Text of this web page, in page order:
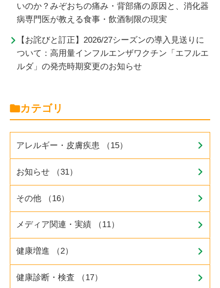
いのか？みぞおちの痛み・背部痛の原因と、消化器
病専門医が教える食事・飲酒制限の現実
【お詫びと訂正】2026/27シーズンの導入見送りに
ついて：高用量インフルエンザワクチン「エフルエ
ルダ」の発売時期変更のお知らせ
カテゴリ
アレルギー・皮膚疾患 （15）
お知らせ （31）
その他 （16）
メディア関連・実績 （11）
健康増進 （2）
健康診断・検査 （17）